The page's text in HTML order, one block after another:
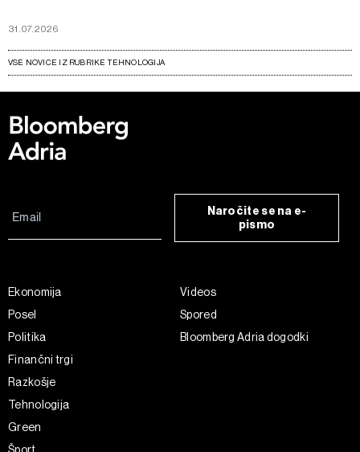
31.07.2026
VSE NOVICE IZ RUBRIKE TEHNOLOGIJA
Naročite se na e-
pismo
Ekonomija
Posel
Politika
Finančni trgi
Razkošje
Tehnologija
Green
Šport
Videos
Spored
Bloomberg Adria dogodki